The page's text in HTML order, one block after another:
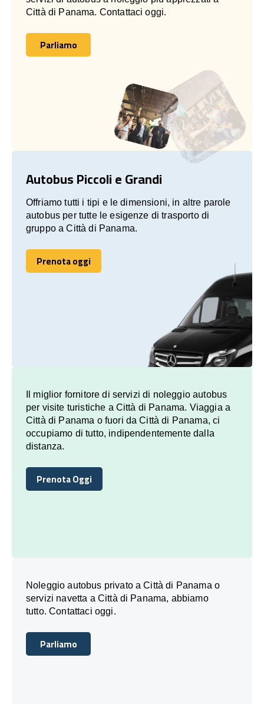
Città di Panama. Contattaci oggi.
Parliamo
Parliamo
Autobus Piccoli e Grandi
Offriamo tutti i tipi e le dimensioni, in altre parole
autobus per tutte le esigenze di trasporto di
gruppo a Città di Panama.
Prenota oggi
Prenota oggi
Il miglior fornitore di servizi di noleggio autobus
per visite turistiche a Città di Panama. Viaggia a
Città di Panama o fuori da Città di Panama, ci
occupiamo di tutto, indipendentemente dalla
distanza.
Prenota Oggi
Prenota Oggi
Noleggio autobus privato a Città di Panama o
servizi navetta a Città di Panama, abbiamo
tutto. Contattaci oggi.
Parliamo
Parliamo